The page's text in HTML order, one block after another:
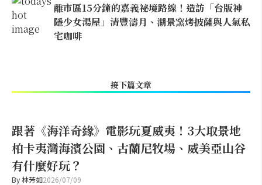
離市區15分鐘的嘉義祕境路線！造訪「台版神
隱少女湯屋」清豐濤月、湖景窯烤披薩與人氣私
宅咖啡
接下篇文章
跟著《海洋奇緣》電影玩夏威夷！3大取景地
柏卡夷灣海濱公園、古蘭尼牧場、威美亞山谷
有什麼好玩？
By林芳如2026/07/09